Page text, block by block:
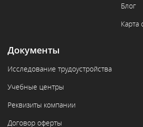
Блог
Карта
Документы
Исследование трудоустройства
Учебные центры
Реквизиты компании
Договор оферты